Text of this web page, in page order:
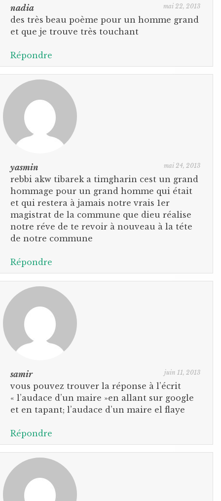
nadia mai 22, 2013
des très beau poème pour un homme grand
et que je trouve très touchant
Répondre
yasmin mai 24, 2013
rebbi akw tibarek a timgharin cest un grand
hommage pour un grand homme qui était
et qui restera à jamais notre vrais 1er
magistrat de la commune que dieu réalise
notre réve de te revoir à nouveau à la téte
de notre commune
Répondre
samir juin 11, 2013
vous pouvez trouver la réponse à l’écrit
« l’audace d’un maire »en allant sur google
et en tapant; l’audace d’un maire el flaye
Répondre